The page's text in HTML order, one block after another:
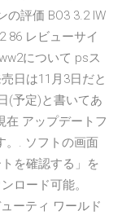
の評価 BO3 3.2 IW
86 レビューサイ
について psス
日は11月3日だと
(予定)と書いてあ
在 アップデートフ
。. ソフトの画面
を確認する」を
ロード可能。
ーティ ワールド